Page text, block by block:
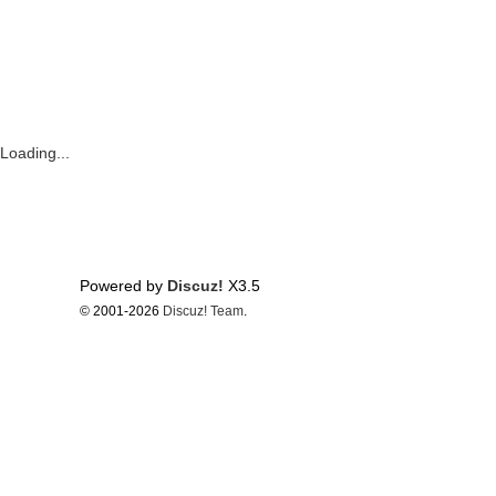
Loading...
Powered by Discuz! X3.5
© 2001-2026 Discuz! Team